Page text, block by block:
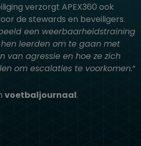
verzorgt APEX360 ook
de stewards en beveiligers.
een weerbaarheidstraining
leerden om te gaan met
van agressie en hoe ze zich
om escalaties te voorkomen.“
voetbaljournaal.